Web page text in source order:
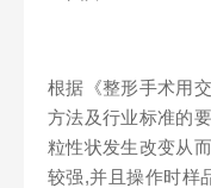
根据《整形手术用
方法及行业标准的
粒性状发生改变从
较强,并且操作时样